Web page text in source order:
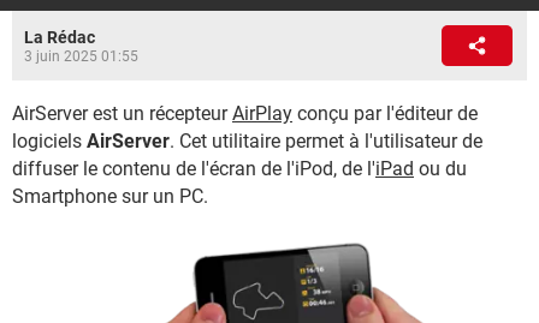
La Rédac
3 juin 2025 01:55
AirServer est un récepteurAirPlay conçu par l'éditeur de
logiciels AirServer. Cet utilitaire permet à l'utilisateur de
diffuser le contenu de l'écran de l'iPod, de l'iPad ou du
Smartphone sur un PC.